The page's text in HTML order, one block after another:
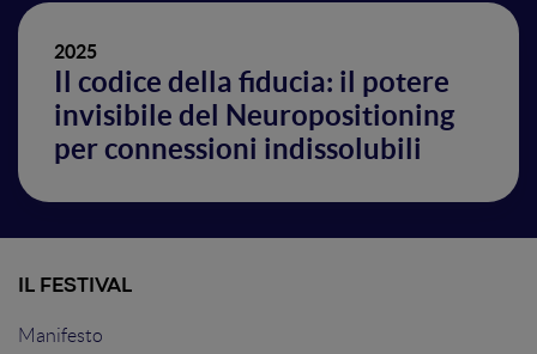
2025
Il codice della fiducia: il potere
invisibile del Neuropositioning
per connessioni indissolubili
IL FESTIVAL
Manifesto